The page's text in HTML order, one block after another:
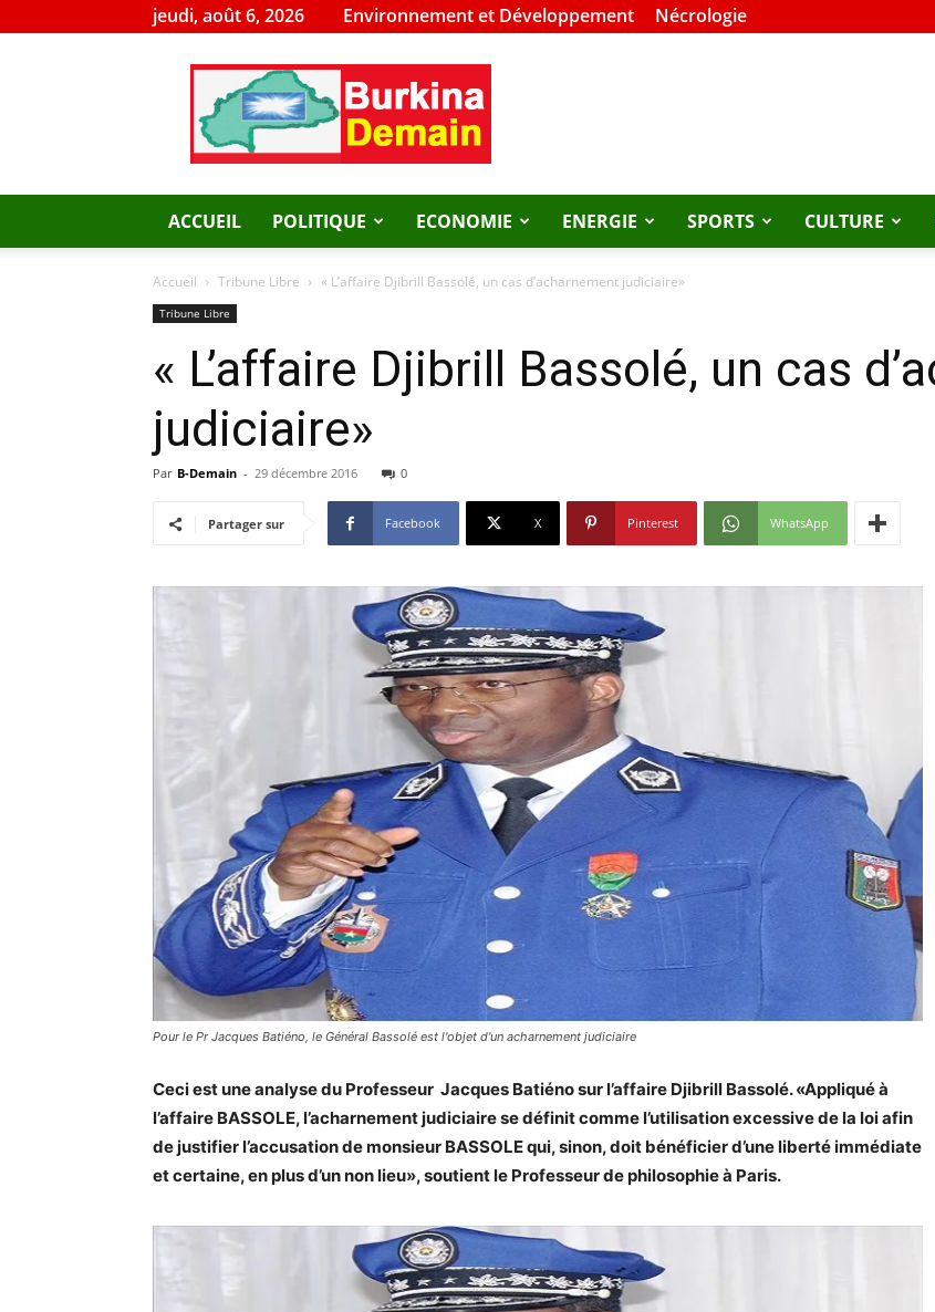
jeudi, août 6, 2026 Environnement et Développement Nécrologie
Burkina
Demain
ACCUEIL POLITIQUE ECONOMIE ENERGIE SPORTS CULTURE
Accueil Tribune Libre « L’affaire Djibrill Bassolé, un cas d’acharnement judiciaire»
Tribune Libre
« L’affaire Djibrill Bassolé, un cas
judiciaire»
Par B-Demain - 29 décembre 2016 0
Partager sur Facebook X Pinterest WhatsApp
Pour le Pr Jacques Batiéno, le Général Bassolé est l'objet d'un acharnement judiciaire
Ceci est une analyse du Professeur Jacques Batiéno sur l’affaire Djibrill Bassolé. «Appliqué à
l’affaire BASSOLE, l’acharnement judiciaire se définit comme l’utilisation excessive de la loi afin
de justifier l’accusation de monsieur BASSOLE qui, sinon, doit bénéficier d’une liberté immédiate
et certaine, en plus d’un non lieu», soutient le Professeur de philosophie à Paris.